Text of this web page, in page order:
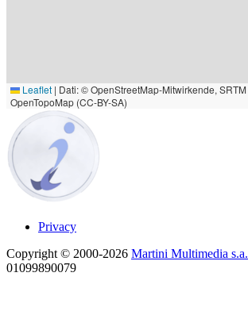
Leaflet | Dati: © OpenStreetMap-Mitwirkende,
OpenTopoMap (CC-BY-SA)
Privacy
Copyright © 2000-2026 Martini Multimedia
01099890079